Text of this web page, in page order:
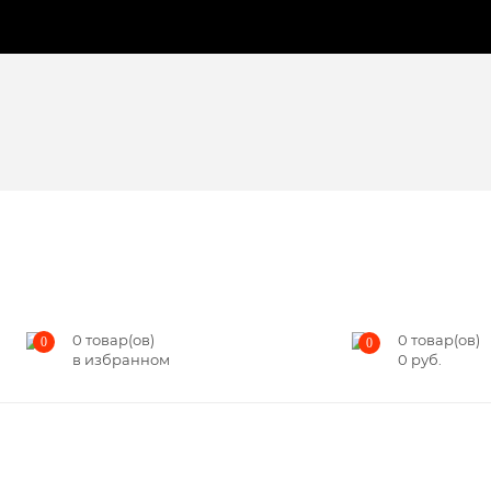
0 0 товар(ов)
в избранном
0 0 товар(ов)
0 руб.